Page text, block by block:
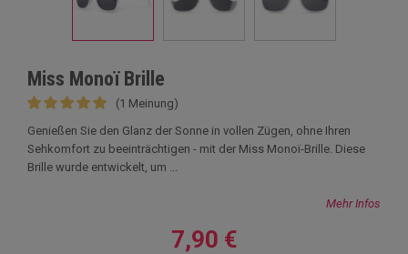
Miss Monoï Brille
(1 Meinung)
Genießen Sie den Glanz der Sonne in vollen Zügen, ohne Ihren
Sehkomfort zu beeinträchtigen - mit der Miss Monoï-Brille. Diese
Brille wurde entwickelt, um ...
Mehr Infos
7,90 €